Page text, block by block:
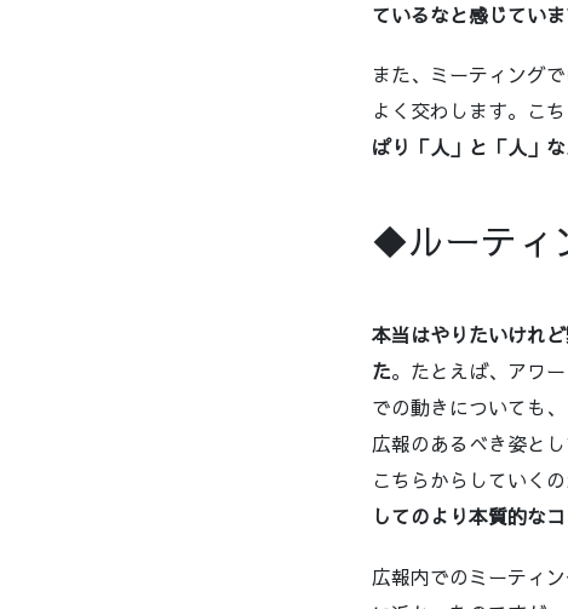
ているなと感じてい
また、ミーティング
よく交わします。こ
ぱり「人」と「人」
◆ルーティ
本当はやりたいけれ
た。たとえば、アワ
での動きについても
広報のあるべき姿と
こちらからしていくの
してのより本質的な
広報内でのミーティ